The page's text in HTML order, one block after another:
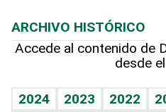
Hablando con el pediatra
Vida y familia
Línea de hit
TBT Deportivo
Hecho en casa
Guía del dinero
Cumpleaños
Horóscopos
ARCHIVO HISTÓRICO
Accede al contenido de
desde
2024 2023 2022